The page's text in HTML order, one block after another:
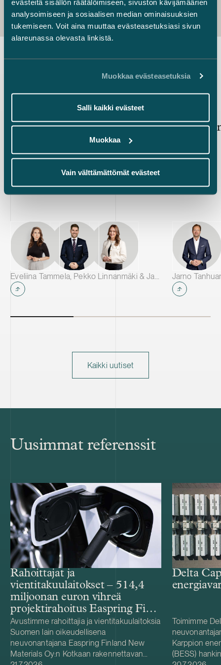
evästeitä sisällön räätälöimiseen, sivuston kävijämäärien
analysoimiseen ja sosiaalisen median ominaisuuksien
tukemiseen. Voit aina muuttaa evästeasetuksiasi sivun
alareunassa olevasta linkistä.
Muokkaa evästeasetuksia
Salli kaikki evästeet
Muokkaa
Vain välttämättömät evästeet
Uusimmat uutiset
Huolellisuusvelvoite
pakotelainsäädännössä –
ennakoiva compliance-työ voi
suojata rikosvastuulta
Eveliina Tammela, Pekko Linnanmäki & Janina Assor
Murros
Jarno
Kaikki uutiset
Uusimmat referenssit
Rahoittajat ja
vientitakuulaitokset – 514,4
miljoonan euron vihreä
projektirahoitus Easpring Finland
New Materialsin CAM-
tehtaalle
Avustimme rahoittajia ja vientitakuulaitoksia
Suomen lain oikeudellisena
neuvonantajana Easpring Finland New
Materials Oy:n Kotkaan rakennettavan
Delta
Toimimme
Karppion
(BESS)